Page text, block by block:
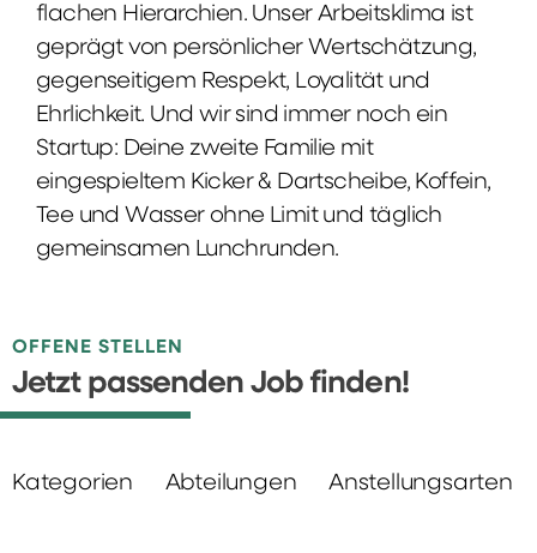
flachen Hierarchien. Unser Arbeitsklima ist
geprägt von persönlicher Wertschätzung,
gegenseitigem Respekt, Loyalität und
Ehrlichkeit. Und wir sind immer noch ein
Startup: Deine zweite Familie mit
eingespieltem Kicker & Dartscheibe, Koffein,
Tee und Wasser ohne Limit und täglich
gemeinsamen Lunchrunden.
OFFENE STELLEN
Jetzt passenden Job finden!
Kategorien Abteilungen Anstellungsarten